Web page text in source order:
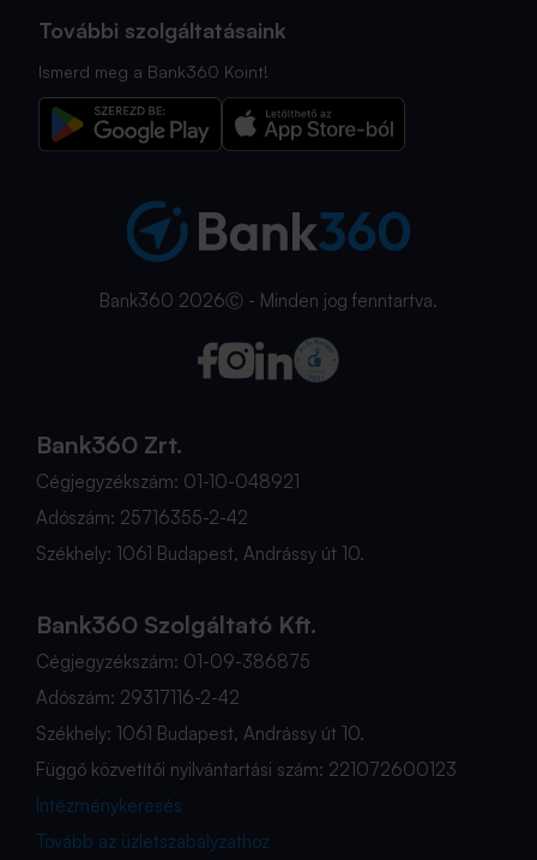
További szolgáltatásaink
Ismerd meg a Bank360 Koint!
Bank360 2026Ⓒ - Minden jog fenntartva.
Bank360 Zrt.
Cégjegyzékszám: 01-10-048921
Adószám: 25716355-2-42
Székhely: 1061 Budapest, Andrássy út 10.
Bank360 Szolgáltató Kft.
Cégjegyzékszám: 01-09-386875
Adószám: 29317116-2-42
Székhely: 1061 Budapest, Andrássy út 10.
Függő közvetítői nyilvántartási szám: 221072600123
Intézménykeresés
Tovább az üzletszabályzathoz